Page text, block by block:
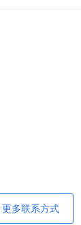
更多联系方式